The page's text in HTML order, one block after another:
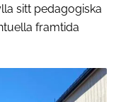
sitt pedagogiska
framtida